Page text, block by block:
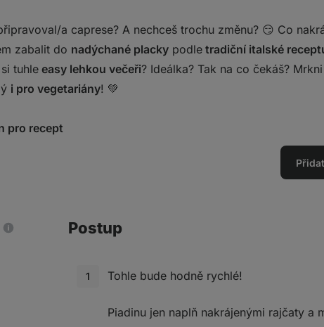
a caprese? A nechceš trochu změnu? 😏 Co
zabalit do nadýchané placky podle tradiční italské
tuhle easy lehkou večeři? Ideálka? Tak na co čekáš?
i pro vegetariány! 💚
pro recept
Postup
Tohle bude hodně rychlé!
Piadinu jen naplň nakrájenými rajčaty a